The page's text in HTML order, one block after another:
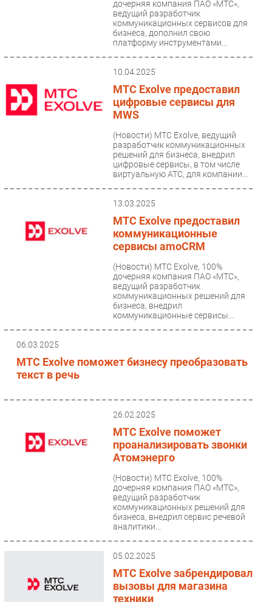
дочерняя компания ПАО «МТС»,
ведущий разработчик
коммуникационных сервисов для
бизнеса, дополнил свою
платформу инструментами...
10.04.2025
МТС Exolve предоставил
цифровые сервисы для
MWS
(Новости) МТС Exolve, ведущий
разработчик коммуникационных
решений для бизнеса, внедрил
цифровые сервисы, в том числе
виртуальную АТС, для компании...
13.03.2025
МТС Exolve предоставил
коммуникационные
сервисы amoCRM
(Новости) МТС Exolve, 100%
дочерняя компания ПАО «МТС»,
ведущий разработчик
коммуникационных решений для
бизнеса, внедрил
коммуникационные сервисы...
06.03.2025
МТС Exolve поможет бизнесу преобразовать
текст в речь
26.02.2025
МТС Exolve поможет
проанализировать звонки
Атомэнерго
(Новости) МТС Exolve, 100%
дочерняя компания ПАО «МТС»,
ведущий разработчик
коммуникационных решений для
бизнеса, внедрил сервис речевой
аналитики...
05.02.2025
МТС Exolve забрендировал
вызовы для магазина
техники